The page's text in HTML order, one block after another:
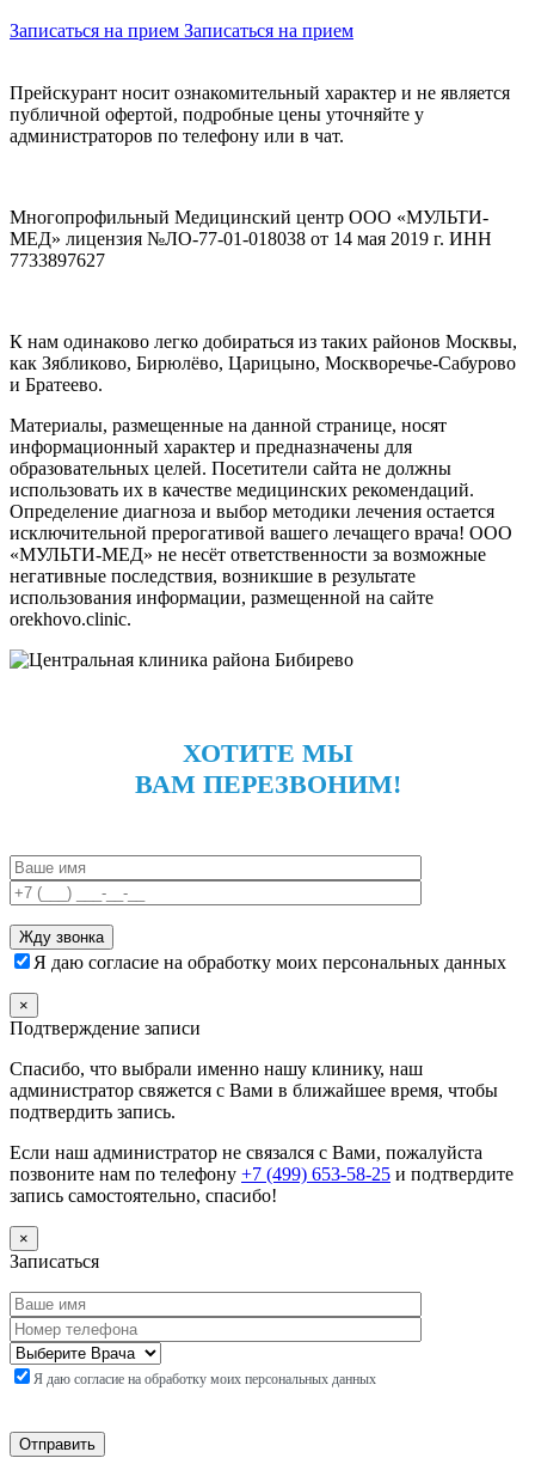
Записаться на прием Записаться на прием
Прейскурант носит ознакомительный характер и не является
публичной офертой, подробные цены уточняйте у
администраторов по телефону или в чат.
Многопрофильный Медицинский центр ООО «МУЛЬТИ-
МЕД» лицензия №ЛО-77-01-018038 от 14 мая 2019 г. ИНН
7733897627
К нам одинаково легко добираться из таких районов Москвы,
как Зябликово, Бирюлёво, Царицыно, Москворечье-Сабурово
и Братеево.
Материалы, размещенные на данной странице, носят
информационный характер и предназначены для
образовательных целей. Посетители сайта не должны
использовать их в качестве медицинских рекомендаций.
Определение диагноза и выбор методики лечения остается
исключительной прерогативой вашего лечащего врача! ООО
«МУЛЬТИ-МЕД» не несёт ответственности за возможные
негативные последствия, возникшие в результате
использования информации, размещенной на сайте
orekhovo.clinic.
ХОТИТЕ МЫ
ВАМ ПЕРЕЗВОНИМ!
Я даю согласие на обработку моих персональных данных
×
Подтверждение записи
Спасибо, что выбрали именно нашу клинику, наш
администратор свяжется с Вами в ближайшее время, чтобы
подтвердить запись.
Если наш администратор не связался с Вами, пожалуйста
позвоните нам по телефону +7 (499) 653-58-25 и подтвердите
запись самостоятельно, спасибо!
×
Записаться
Я даю согласие на обработку моих персональных данных